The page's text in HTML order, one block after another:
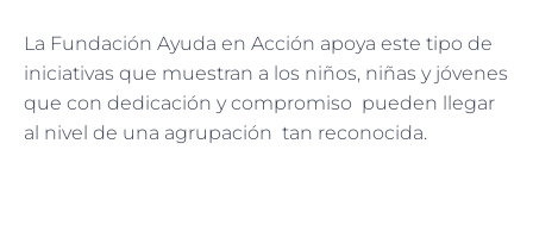
La Fundación Ayuda en Acción apoya este tipo de
iniciativas que muestran a los niños, niñas y jóvenes
que con dedicación y compromiso pueden llegar
al nivel de una agrupación tan reconocida.